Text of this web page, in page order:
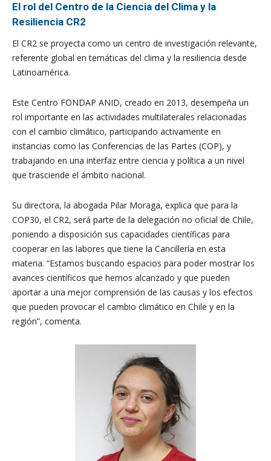
El rol del Centro de la Ciencia del Clima y la
Resiliencia CR2
El CR2 se proyecta como un centro de investigación relevante,
referente global en temáticas del clima y la resiliencia desde
Latinoamérica.
Este Centro FONDAP ANID, creado en 2013, desempeña un
rol importante en las actividades multilaterales relacionadas
con el cambio climático, participando activamente en
instancias como las Conferencias de las Partes (COP), y
trabajando en una interfaz entre ciencia y política a un nivel
que trasciende el ámbito nacional.
Su directora, la abogada Pilar Moraga, explica que para la
COP30, el CR2, será parte de la delegación no oficial de Chile,
poniendo a disposición sus capacidades científicas para
cooperar en las labores que tiene la Cancillería en esta
materia. “Estamos buscando espacios para poder mostrar los
avances científicos que hemos alcanzado y que pueden
aportar a una mejor comprensión de las causas y los efectos
que pueden provocar el cambio climático en Chile y en la
región”, comenta.